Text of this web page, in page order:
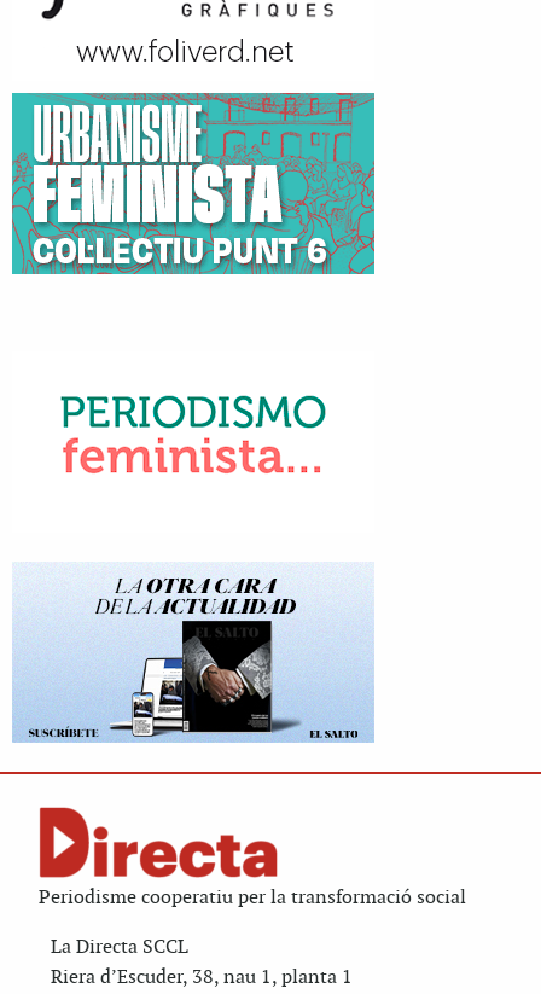
Periodisme cooperatiu per la transformació social
La Directa SCCL
Riera d’Escuder, 38, nau 1, planta 1